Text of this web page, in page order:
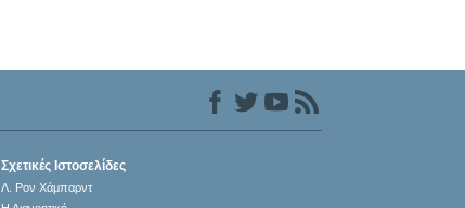
Σχετικές Ιστοσελίδες
Λ. Ρον Χάμπαρντ